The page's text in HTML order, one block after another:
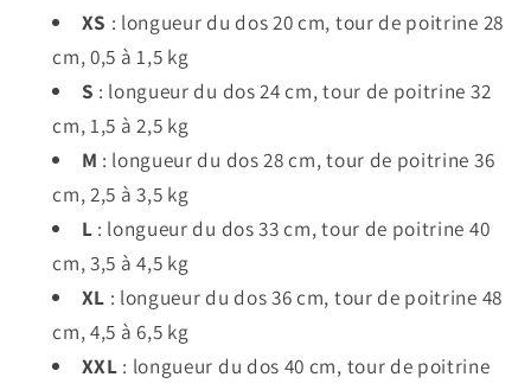
XS : longueur du dos 20 cm, tour de poitrine 28
cm, 0,5 à 1,5 kg
S : longueur du dos 24 cm, tour de poitrine 32
cm, 1,5 à 2,5 kg
M : longueur du dos 28 cm, tour de poitrine 36
cm, 2,5 à 3,5 kg
L : longueur du dos 33 cm, tour de poitrine 40
cm, 3,5 à 4,5 kg
XL : longueur du dos 36 cm, tour de poitrine 48
cm, 4,5 à 6,5 kg
XXL : longueur du dos 40 cm, tour de poitrine